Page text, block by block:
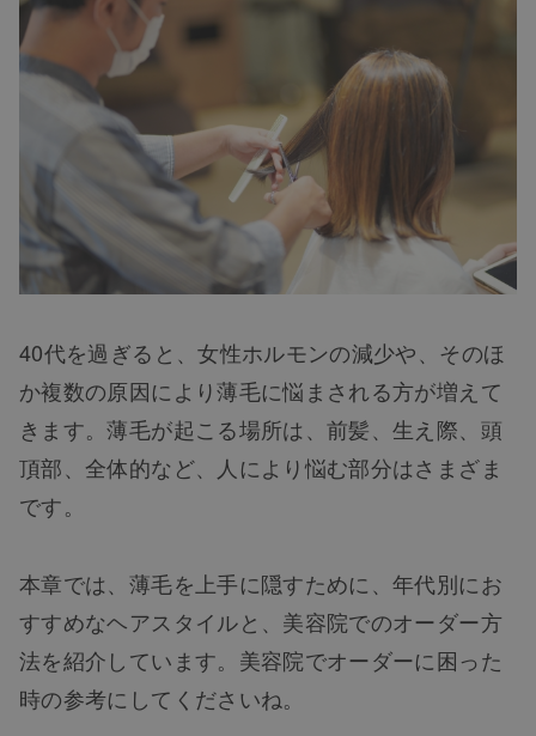
40代を過ぎると、女性ホルモンの減少や、そのほ
か複数の原因により薄毛に悩まされる方が増えて
きます。薄毛が起こる場所は、前髪、生え際、頭
頂部、全体的など、人により悩む部分はさまざま
です。
本章では、薄毛を上手に隠すために、年代別にお
すすめなヘアスタイルと、美容院でのオーダー方
法を紹介しています。美容院でオーダーに困った
時の参考にしてくださいね。